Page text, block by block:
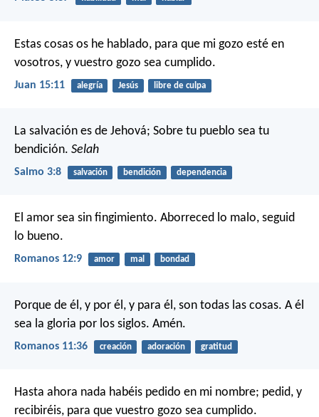
Estas cosas os he hablado, para que mi gozo esté en
vosotros, y vuestro gozo sea cumplido.
Juan 15:11 alegría Jesús libre de culpa
La salvación es de Jehová; Sobre tu pueblo sea tu
bendición. Selah
Salmo 3:8 salvación bendición dependencia
El amor sea sin fingimiento. Aborreced lo malo, seguid
lo bueno.
Romanos 12:9 amor mal bondad
Porque de él, y por él, y para él, son todas las cosas. A él
sea la gloria por los siglos. Amén.
Romanos 11:36 creación adoración gratitud
Hasta ahora nada habéis pedido en mi nombre; pedid, y
recibiréis, para que vuestro gozo sea cumplido.